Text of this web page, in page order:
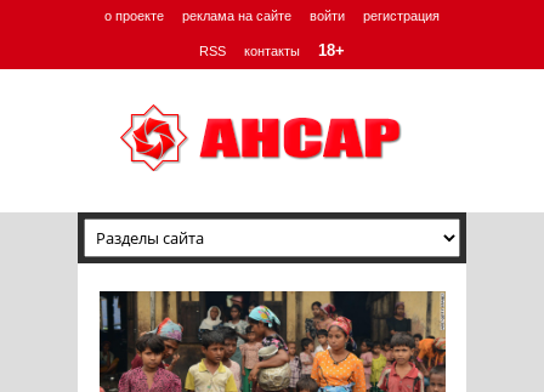
о проекте реклама на сайте войти регистрация
RSS контакты 18+